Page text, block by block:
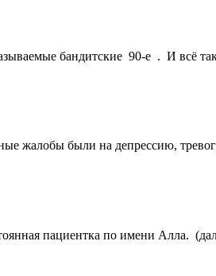
бандитские 90-е . И всё
жалобы были на депрессию,
пациентка по имени Алла.